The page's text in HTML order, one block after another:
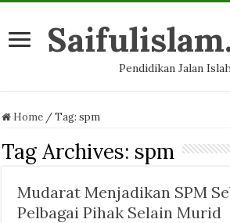
Pendidikan Jalan
Home /Tag:spm
Tag Archives: spm
Mudarat Menjadikan SPM
Pelbagai Pihak Selain Murid